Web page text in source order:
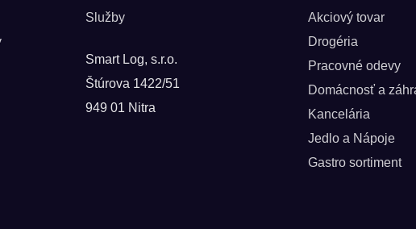
Služby
Smart Log, s.r.o.
Štúrova 1422/51
949 01 Nitra
Akciový tovar
Drogéria
Pracovné odevy
Domácnosť a
Kancelária
Jedlo a Nápoje
Gastro sortiment